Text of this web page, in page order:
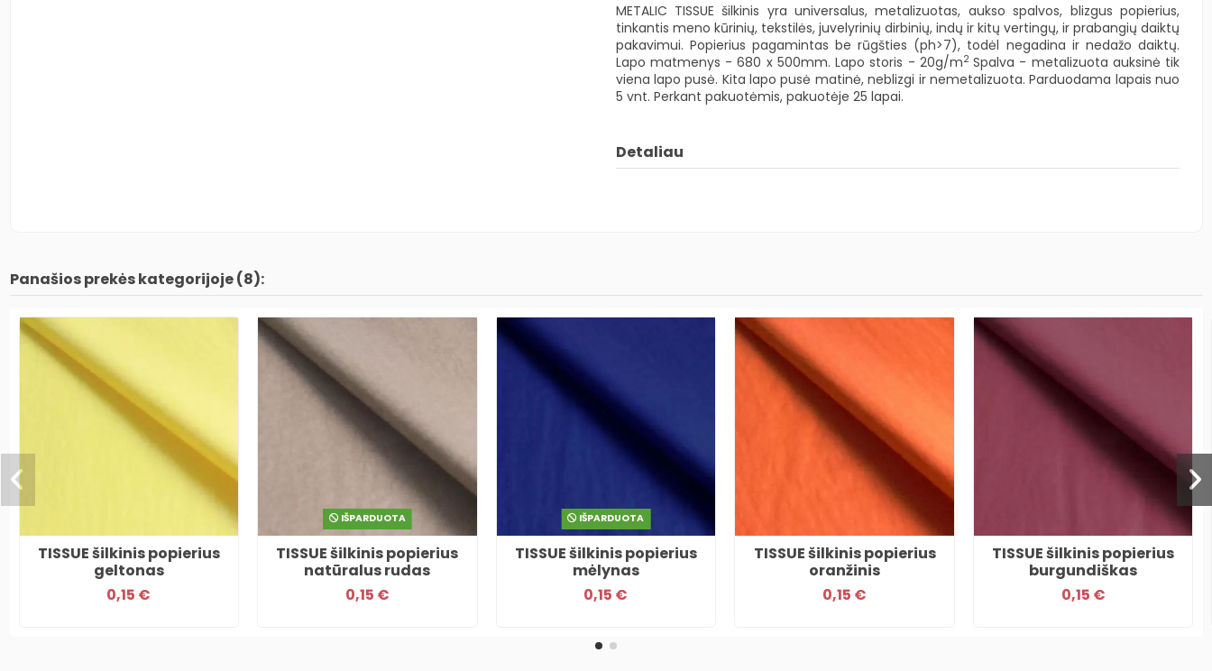
METALIC TISSUE šilkinis yra universalus, metalizuotas, aukso spalvos, blizgus popierius,
tinkantis meno kūrinių, tekstilės, juvelyrinių dirbinių, indų ir kitų vertingų, ir prabangių daiktų
pakavimui. Popierius pagamintas be rūgšties (ph>7), todėl negadina ir nedažo daiktų.
Lapo matmenys - 680 x 500mm. Lapo storis - 20g/m2 Spalva - metalizuota auksinė tik
viena lapo pusė. Kita lapo pusė matinė, neblizgi ir nemetalizuota. Parduodama lapais nuo
5 vnt. Perkant pakuotėmis, pakuotėje 25 lapai.
Detaliau
Panašios prekės kategorijoje (8):
TISSUE šilkinis popierius
geltonas
0,15 €
IŠPARDUOTA
TISSUE šilkinis popierius
natūralus rudas
0,15 €
IŠPARDUOTA
TISSUE šilkinis popierius
mėlynas
0,15 €
TISSUE šilkinis popierius
oranžinis
0,15 €
TISSUE šilkinis popierius
burgundiškas
0,15 €